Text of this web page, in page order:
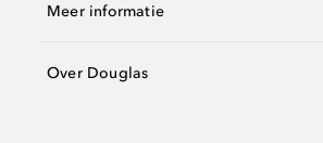
Meer informatie
Over Douglas